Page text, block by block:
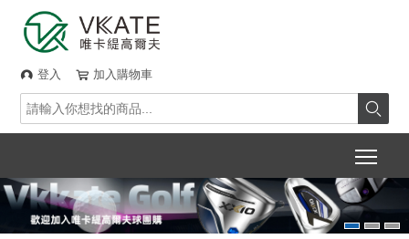
 登入  加入購物車
